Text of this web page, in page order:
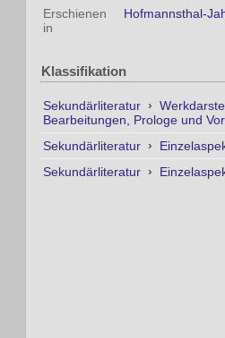
Erschienen
in
Hofmannsthal-
Klassifikation
Sekundärliteratur ›
Bearbeitungen, Prologe und
Sekundärliteratur ›
Sekundärliteratur ›